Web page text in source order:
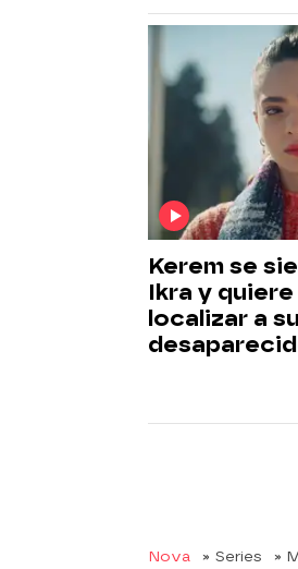
Kerem se
Ikra y
localizar a
Nova » Series »